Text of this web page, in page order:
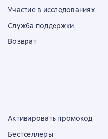
Участие в исследованиях
Служба поддержки
Возврат
Активировать промокод
Бестселлеры